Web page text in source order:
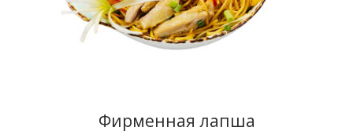
Фирменная лапша